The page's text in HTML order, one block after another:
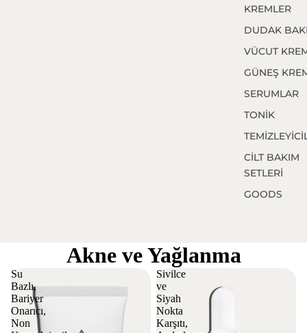
KREMLER
DUDAK
VÜCUT
GÜNEŞ
SERUMLAR
TONİK
CİLT BAKIM
SETLERİ
GOODS
Akne ve Yağlanma
Su
Bazlı,
Bariyer
Onarıcı,
Non
Sivilce
ve
Siyah
Nokta
Karşıtı,